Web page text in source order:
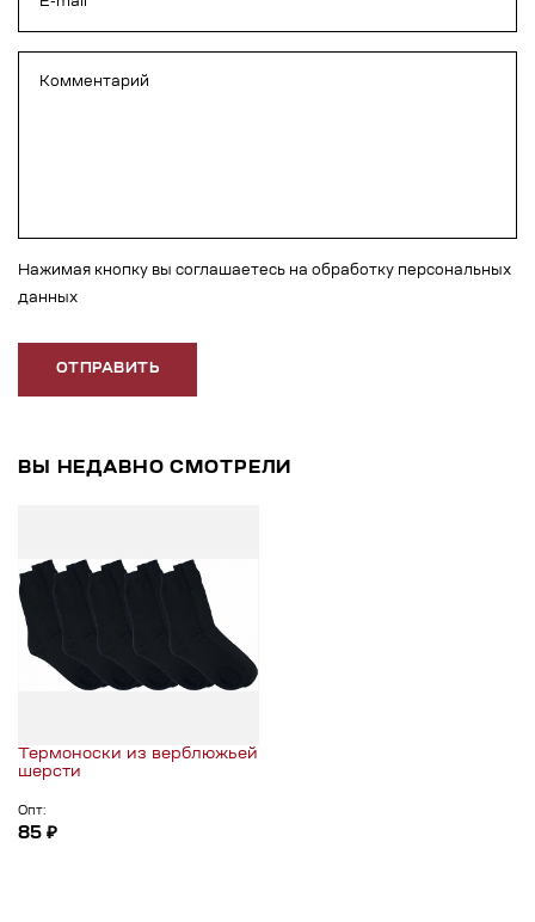
Нажимая кнопку вы соглашаетесь на обработку персональных
данных
ОТПРАВИТЬ
ВЫ НЕДАВНО СМОТРЕЛИ
Термоноски из верблюжьей
шерсти
Опт:
85 ₽